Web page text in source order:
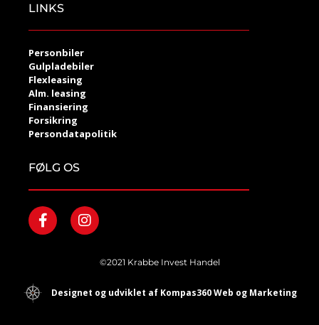
LINKS
Personbiler
Gulpladebiler
Flexleasing
Alm. leasing
Finansiering
Forsikring
Persondatapolitik
FØLG OS
©2021 Krabbe Invest Handel
Designet og udviklet af Kompas360 Web og Marketing